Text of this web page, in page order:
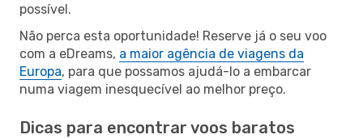
possível.
Não perca esta oportunidade! Reserve já o seu voo
com a eDreams, a maior agência de viagens da
Europa, para que possamos ajudá-lo a embarcar
numa viagem inesquecível ao melhor preço.
Dicas para encontrar voos baratos